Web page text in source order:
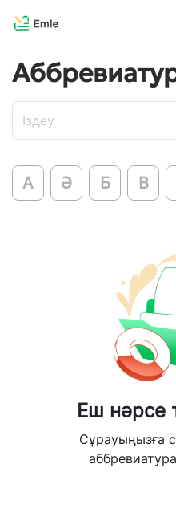
А Ә Б В
Еш нәрсе
Сұрауыңызға